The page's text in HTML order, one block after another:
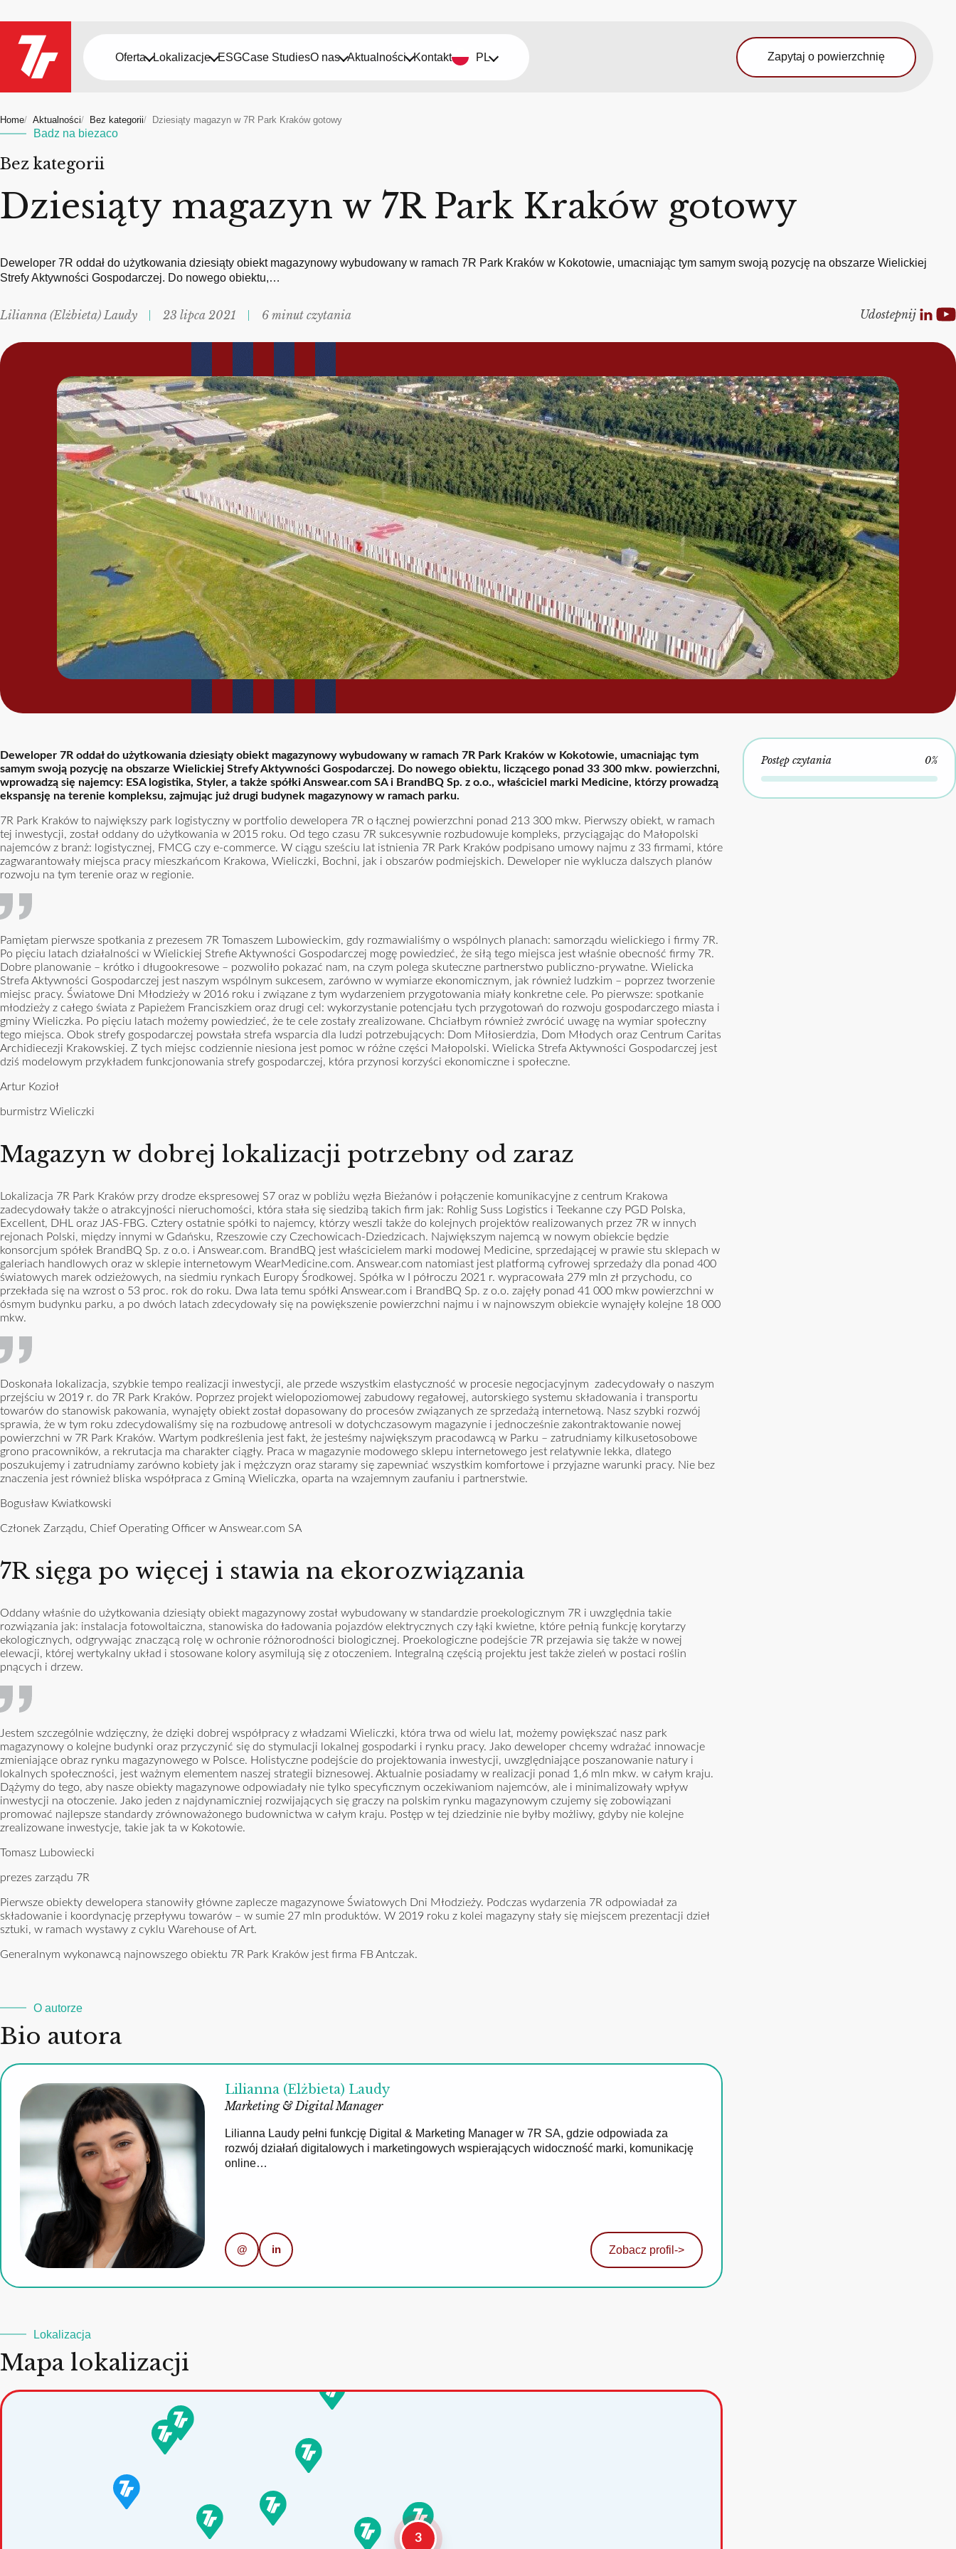
Oferta Lokalizacje ESGCase StudiesO nas Aktualności Kontakt PL Zapytaj o powierzchnię
Home Aktualności Bez kategorii Dziesiąty magazyn w 7R Park Kraków gotowy
Badz na biezaco
Bez kategorii
Dziesiąty magazyn w 7R Park Kraków gotowy
Deweloper 7R oddał do użytkowania dziesiąty obiekt magazynowy wybudowany w ramach 7R Park Kraków w Kokotowie, umacniając tym samym swoją pozycję na obszarze Wielickiej
Strefy Aktywności Gospodarczej. Do nowego obiektu,…
Lilianna (Elżbieta) Laudy 23 lipca 2021 6 minut czytania Udostepnij
Deweloper 7R oddał do użytkowania dziesiąty obiekt magazynowy wybudowany w ramach 7R Park Kraków w Kokotowie, umacniając tym
samym swoją pozycję na obszarze Wielickiej Strefy Aktywności Gospodarczej. Do nowego obiektu, liczącego ponad 33 300 mkw. powierzchni,
wprowadzą się najemcy: ESA logistika, Styler, a także spółki Answear.com SA i BrandBQ Sp. z o.o., właściciel marki Medicine, którzy prowadzą
ekspansję na terenie kompleksu, zajmując już drugi budynek magazynowy w ramach parku.
7R Park Kraków to największy park logistyczny w portfolio dewelopera 7R o łącznej powierzchni ponad 213 300 mkw. Pierwszy obiekt, w ramach
tej inwestycji, został oddany do użytkowania w 2015 roku. Od tego czasu 7R sukcesywnie rozbudowuje kompleks, przyciągając do Małopolski
najemców z branż: logistycznej, FMCG czy e-commerce. W ciągu sześciu lat istnienia 7R Park Kraków podpisano umowy najmu z 33 firmami, które
zagwarantowały miejsca pracy mieszkańcom Krakowa, Wieliczki, Bochni, jak i obszarów podmiejskich. Deweloper nie wyklucza dalszych planów
rozwoju na tym terenie oraz w regionie.
Pamiętam pierwsze spotkania z prezesem 7R Tomaszem Lubowieckim, gdy rozmawialiśmy o wspólnych planach: samorządu wielickiego i firmy 7R.
Po pięciu latach działalności w Wielickiej Strefie Aktywności Gospodarczej mogę powiedzieć, że siłą tego miejsca jest właśnie obecność firmy 7R.
Dobre planowanie – krótko i długookresowe – pozwoliło pokazać nam, na czym polega skuteczne partnerstwo publiczno-prywatne. Wielicka
Strefa Aktywności Gospodarczej jest naszym wspólnym sukcesem, zarówno w wymiarze ekonomicznym, jak również ludzkim – poprzez tworzenie
miejsc pracy. Światowe Dni Młodzieży w 2016 roku i związane z tym wydarzeniem przygotowania miały konkretne cele. Po pierwsze: spotkanie
młodzieży z całego świata z Papieżem Franciszkiem oraz drugi cel: wykorzystanie potencjału tych przygotowań do rozwoju gospodarczego miasta i
gminy Wieliczka. Po pięciu latach możemy powiedzieć, że te cele zostały zrealizowane. Chciałbym również zwrócić uwagę na wymiar społeczny
tego miejsca. Obok strefy gospodarczej powstała strefa wsparcia dla ludzi potrzebujących: Dom Miłosierdzia, Dom Młodych oraz Centrum Caritas
Archidiecezji Krakowskiej. Z tych miejsc codziennie niesiona jest pomoc w różne części Małopolski. Wielicka Strefa Aktywności Gospodarczej jest
dziś modelowym przykładem funkcjonowania strefy gospodarczej, która przynosi korzyści ekonomiczne i społeczne.
Artur Kozioł
burmistrz Wieliczki
Magazyn w dobrej lokalizacji potrzebny od zaraz
Lokalizacja 7R Park Kraków przy drodze ekspresowej S7 oraz w pobliżu węzła Bieżanów i połączenie komunikacyjne z centrum Krakowa
zadecydowały także o atrakcyjności nieruchomości, która stała się siedzibą takich firm jak: Rohlig Suss Logistics i Teekanne czy PGD Polska,
Excellent, DHL oraz JAS-FBG. Cztery ostatnie spółki to najemcy, którzy weszli także do kolejnych projektów realizowanych przez 7R w innych
rejonach Polski, między innymi w Gdańsku, Rzeszowie czy Czechowicach-Dziedzicach. Największym najemcą w nowym obiekcie będzie
konsorcjum spółek BrandBQ Sp. z o.o. i Answear.com. BrandBQ jest właścicielem marki modowej Medicine, sprzedającej w prawie stu sklepach w
galeriach handlowych oraz w sklepie internetowym WearMedicine.com. Answear.com natomiast jest platformą cyfrowej sprzedaży dla ponad 400
światowych marek odzieżowych, na siedmiu rynkach Europy Środkowej. Spółka w I półroczu 2021 r. wypracowała 279 mln zł przychodu, co
przekłada się na wzrost o 53 proc. rok do roku. Dwa lata temu spółki Answear.com i BrandBQ Sp. z o.o. zajęły ponad 41 000 mkw powierzchni w
ósmym budynku parku, a po dwóch latach zdecydowały się na powiększenie powierzchni najmu i w najnowszym obiekcie wynajęły kolejne 18 000
mkw.
Doskonała lokalizacja, szybkie tempo realizacji inwestycji, ale przede wszystkim elastyczność w procesie negocjacyjnym zadecydowały o naszym
przejściu w 2019 r. do 7R Park Kraków. Poprzez projekt wielopoziomowej zabudowy regałowej, autorskiego systemu składowania i transportu
towarów do stanowisk pakowania, wynajęty obiekt został dopasowany do procesów związanych ze sprzedażą internetową. Nasz szybki rozwój
sprawia, że w tym roku zdecydowaliśmy się na rozbudowę antresoli w dotychczasowym magazynie i jednocześnie zakontraktowanie nowej
powierzchni w 7R Park Kraków. Wartym podkreślenia jest fakt, że jesteśmy największym pracodawcą w Parku – zatrudniamy kilkusetosobowe
grono pracowników, a rekrutacja ma charakter ciągły. Praca w magazynie modowego sklepu internetowego jest relatywnie lekka, dlatego
poszukujemy i zatrudniamy zarówno kobiety jak i mężczyzn oraz staramy się zapewniać wszystkim komfortowe i przyjazne warunki pracy. Nie bez
znaczenia jest również bliska współpraca z Gminą Wieliczka, oparta na wzajemnym zaufaniu i partnerstwie.
Bogusław Kwiatkowski
Członek Zarządu, Chief Operating Officer w Answear.com SA
7R sięga po więcej i stawia na ekorozwiązania
Oddany właśnie do użytkowania dziesiąty obiekt magazynowy został wybudowany w standardzie proekologicznym 7R i uwzględnia takie
rozwiązania jak: instalacja fotowoltaiczna, stanowiska do ładowania pojazdów elektrycznych czy łąki kwietne, które pełnią funkcję korytarzy
ekologicznych, odgrywając znaczącą rolę w ochronie różnorodności biologicznej. Proekologiczne podejście 7R przejawia się także w nowej
elewacji, której wertykalny układ i stosowane kolory asymilują się z otoczeniem. Integralną częścią projektu jest także zieleń w postaci roślin
pnących i drzew.
Jestem szczególnie wdzięczny, że dzięki dobrej współpracy z władzami Wieliczki, która trwa od wielu lat, możemy powiększać nasz park
magazynowy o kolejne budynki oraz przyczynić się do stymulacji lokalnej gospodarki i rynku pracy. Jako deweloper chcemy wdrażać innowacje
zmieniające obraz rynku magazynowego w Polsce. Holistyczne podejście do projektowania inwestycji, uwzględniające poszanowanie natury i
lokalnych społeczności, jest ważnym elementem naszej strategii biznesowej. Aktualnie posiadamy w realizacji ponad 1,6 mln mkw. w całym kraju.
Dążymy do tego, aby nasze obiekty magazynowe odpowiadały nie tylko specyficznym oczekiwaniom najemców, ale i minimalizowały wpływ
inwestycji na otoczenie. Jako jeden z najdynamiczniej rozwijających się graczy na polskim rynku magazynowym czujemy się zobowiązani
promować najlepsze standardy zrównoważonego budownictwa w całym kraju. Postęp w tej dziedzinie nie byłby możliwy, gdyby nie kolejne
zrealizowane inwestycje, takie jak ta w Kokotowie.
Tomasz Lubowiecki
prezes zarządu 7R
Pierwsze obiekty dewelopera stanowiły główne zaplecze magazynowe Światowych Dni Młodzieży. Podczas wydarzenia 7R odpowiadał za
składowanie i koordynację przepływu towarów – w sumie 27 mln produktów. W 2019 roku z kolei magazyny stały się miejscem prezentacji dzieł
sztuki, w ramach wystawy z cyklu Warehouse of Art.
Generalnym wykonawcą najnowszego obiektu 7R Park Kraków jest firma FB Antczak.
O autorze
Bio autora
Lilianna (Elżbieta) Laudy
Marketing & Digital Manager
Lilianna Laudy pełni funkcję Digital & Marketing Manager w 7R SA, gdzie odpowiada za
rozwój działań digitalowych i marketingowych wspierających widoczność marki, komunikację
online…
@ in Zobacz profil ->
Lokalizacja
Mapa lokalizacji
3
Postęp czytania 0%